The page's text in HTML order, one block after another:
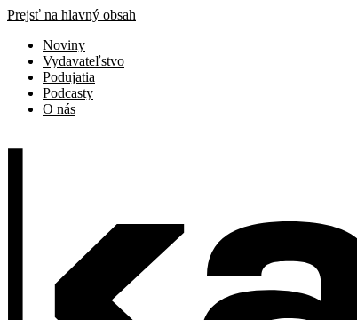
Prejsť na hlavný obsah
Noviny
Vydavateľstvo
Podujatia
Podcasty
O nás